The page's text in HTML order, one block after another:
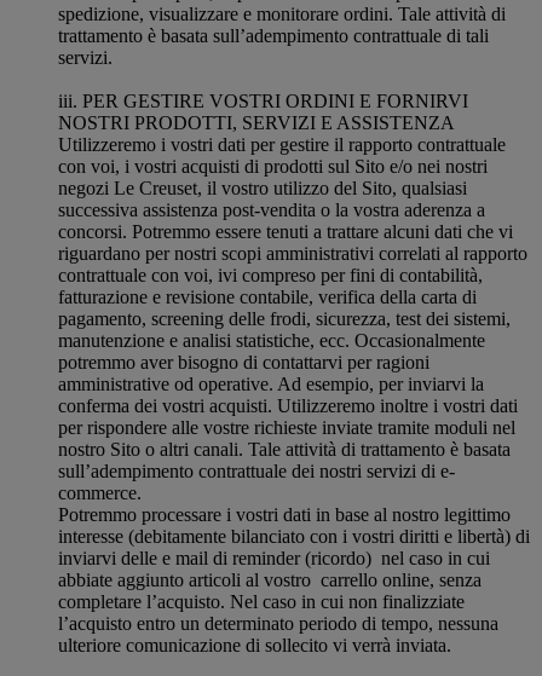
spedizione, visualizzare e monitorare ordini. Tale attività di
trattamento è basata sull’adempimento contrattuale di tali
servizi.
iii. PER GESTIRE VOSTRI ORDINI E FORNIRVI
NOSTRI PRODOTTI, SERVIZI E ASSISTENZA
Utilizzeremo i vostri dati per gestire il rapporto contrattuale
con voi, i vostri acquisti di prodotti sul Sito e/o nei nostri
negozi Le Creuset, il vostro utilizzo del Sito, qualsiasi
successiva assistenza post-vendita o la vostra aderenza a
concorsi. Potremmo essere tenuti a trattare alcuni dati che vi
riguardano per nostri scopi amministrativi correlati al rapporto
contrattuale con voi, ivi compreso per fini di contabilità,
fatturazione e revisione contabile, verifica della carta di
pagamento, screening delle frodi, sicurezza, test dei sistemi,
manutenzione e analisi statistiche, ecc. Occasionalmente
potremmo aver bisogno di contattarvi per ragioni
amministrative od operative. Ad esempio, per inviarvi la
conferma dei vostri acquisti. Utilizzeremo inoltre i vostri dati
per rispondere alle vostre richieste inviate tramite moduli nel
nostro Sito o altri canali. Tale attività di trattamento è basata
sull’adempimento contrattuale dei nostri servizi di e-
commerce.
Potremmo processare i vostri dati in base al nostro legittimo
interesse (debitamente bilanciato con i vostri diritti e libertà) di
inviarvi delle e mail di reminder (ricordo) nel caso in cui
abbiate aggiunto articoli al vostro carrello online, senza
completare l’acquisto. Nel caso in cui non finalizziate
l’acquisto entro un determinato periodo di tempo, nessuna
ulteriore comunicazione di sollecito vi verrà inviata.